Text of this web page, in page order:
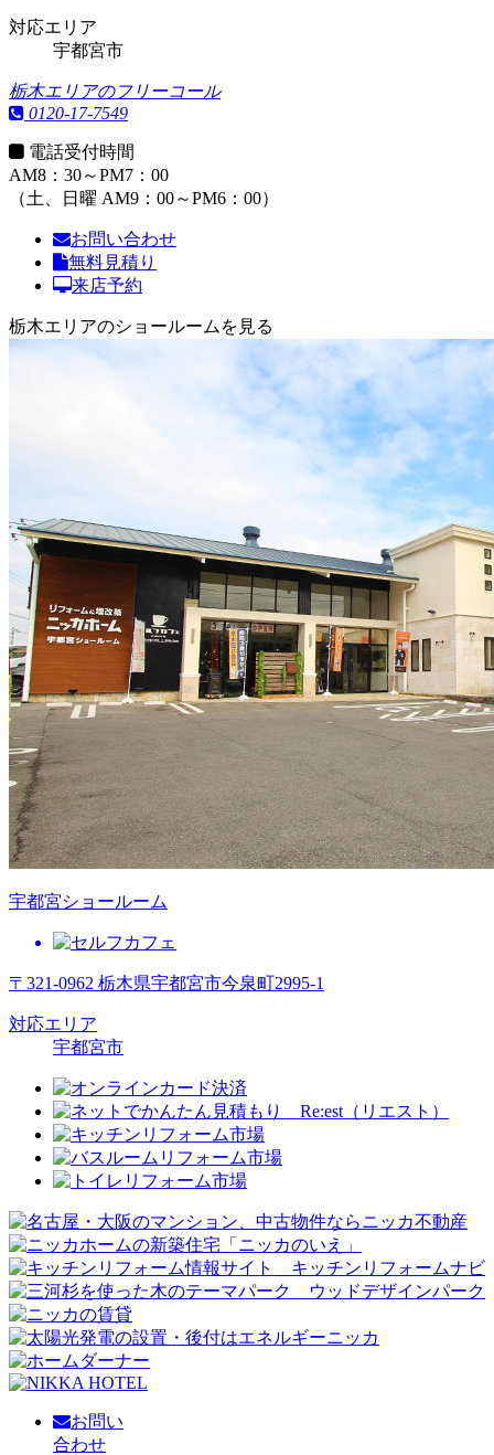
対応エリア
宇都宮市
栃木エリアのフリーコール
0120-17-7549
電話受付時間
AM8：30～PM7：00
（土、日曜 AM9：00～PM6：00）
お問い合わせ
無料見積り
来店予約
栃木エリアのショールームを見る
宇都宮ショールーム
〒321-0962 栃木県宇都宮市今泉町2995-1
対応エリア
宇都宮市
お問い
合わせ